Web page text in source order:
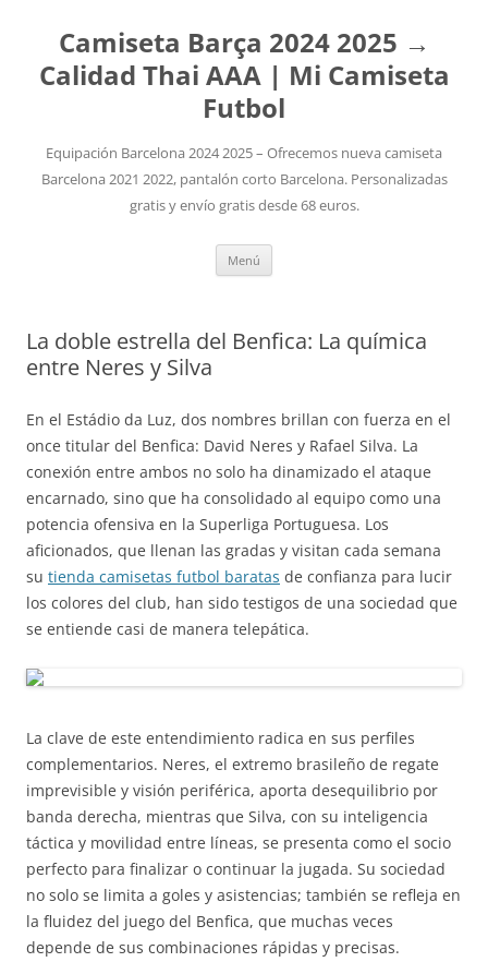
Camiseta Barça 2024 2025 →
Calidad Thai AAA | Mi Camiseta
Futbol
Equipación Barcelona 2024 2025 – Ofrecemos nueva camiseta
Barcelona 2021 2022, pantalón corto Barcelona. Personalizadas
gratis y envío gratis desde 68 euros.
Menú
La doble estrella del Benfica: La química
entre Neres y Silva
En el Estádio da Luz, dos nombres brillan con fuerza en el
once titular del Benfica: David Neres y Rafael Silva. La
conexión entre ambos no solo ha dinamizado el ataque
encarnado, sino que ha consolidado al equipo como una
potencia ofensiva en la Superliga Portuguesa. Los
aficionados, que llenan las gradas y visitan cada semana
su tienda camisetas futbol baratas de confianza para lucir
los colores del club, han sido testigos de una sociedad que
se entiende casi de manera telepática.
La clave de este entendimiento radica en sus perfiles
complementarios. Neres, el extremo brasileño de regate
imprevisible y visión periférica, aporta desequilibrio por
banda derecha, mientras que Silva, con su inteligencia
táctica y movilidad entre líneas, se presenta como el socio
perfecto para finalizar o continuar la jugada. Su sociedad
no solo se limita a goles y asistencias; también se refleja en
la fluidez del juego del Benfica, que muchas veces
depende de sus combinaciones rápidas y precisas.